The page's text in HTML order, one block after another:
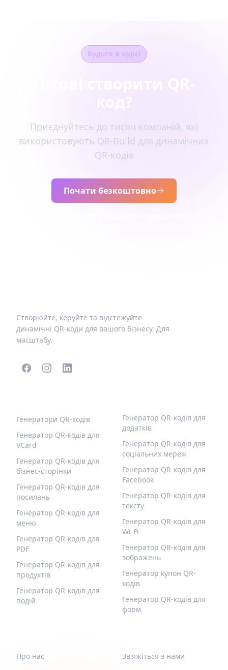
Будьте в курсі
Приєднуйтесь до тисяч компаній, які
використовують QR-Build для динамічних
QR-кодів
Почати безкоштовно
Створюйте, керуйте та відстежуйте
динамічні QR-коди для вашого бізнесу. Для
масштабу.
Генератори QR-кодів
Генератор QR-кодів для
VCard
Генератор QR-кодів для
бізнес-сторінки
Генератор QR-кодів для
посилань
Генератор QR-кодів для
меню
Генератор QR-кодів для
PDF
Генератор QR-кодів для
продуктів
Генератор QR-кодів для
подій
Генератор QR-кодів для
додатків
Генератор QR-кодів для
соціальних мереж
Генератор QR-кодів для
Facebook
Генератор QR-кодів для
тексту
Генератор QR-кодів для
Wi-Fi
Генератор QR-кодів для
зображень
Генератор купон QR-
кодів
Генератор QR-кодів для
форм
Про нас
Зв'яжіться з нами